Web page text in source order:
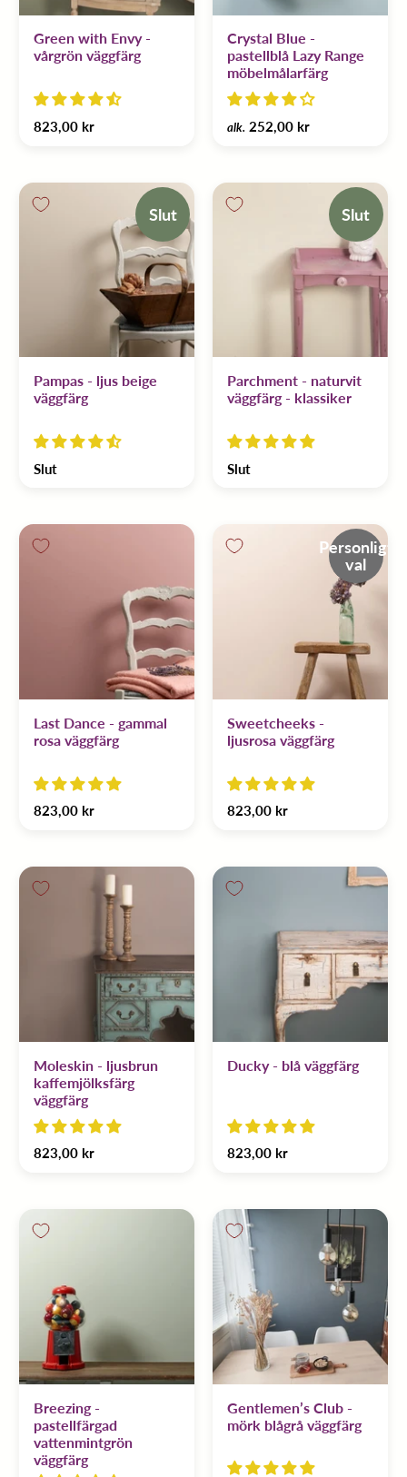
Green with Envy -
vårgrön väggfärg
823,00 kr
Crystal Blue -
pastellblå Lazy Range
möbelmålarfärg
alk. 252,00 kr
Slut
Pampas - ljus beige
väggfärg
Slut
Slut
Parchment - naturvit
väggfärg - klassiker
Slut
Last Dance - gammal
rosa väggfärg
823,00 kr
Personligt
val
Sweetcheeks -
ljusrosa väggfärg
823,00 kr
Moleskin - ljusbrun
kaffemjölksfärg
väggfärg
823,00 kr
Ducky - blå väggfärg
823,00 kr
Breezing -
pastellfärgad
vattenmintgrön
väggfärg
Gentlemen’s Club -
mörk blågrå väggfärg